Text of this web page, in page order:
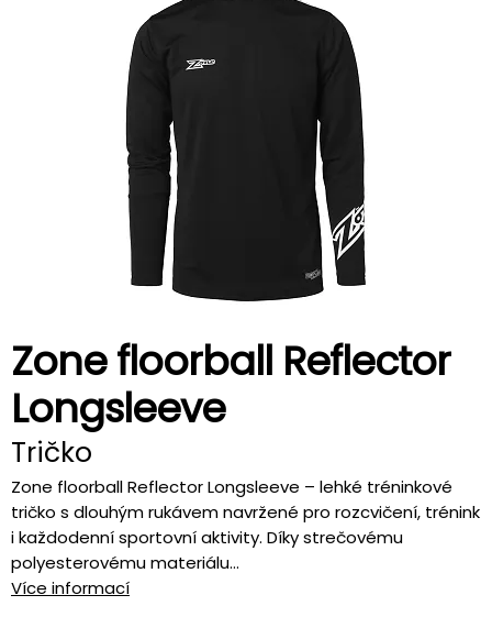
Zone floorball Reflector
Longsleeve
Tričko
Zone floorball Reflector Longsleeve – lehké tréninkové
tričko s dlouhým rukávem navržené pro rozcvičení, trénink
i každodenní sportovní aktivity. Díky strečovému
polyesterovému materiálu...
Více informací